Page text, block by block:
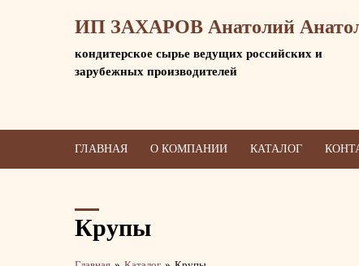
ИП ЗАХАРОВ Анатолий
кондитерское сырье ведущих российских и
зарубежных производителей
ГЛАВНАЯ О КОМПАНИИ КАТАЛОГ
Крупы